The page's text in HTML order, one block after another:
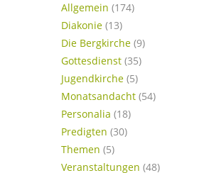
Allgemein (174)
Diakonie (13)
Die Bergkirche (9)
Gottesdienst (35)
Jugendkirche (5)
Monatsandacht (54)
Personalia (18)
Predigten (30)
Themen (5)
Veranstaltungen (48)